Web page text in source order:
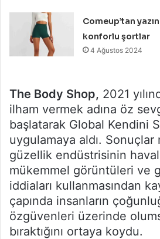
Comeup’tan
konforlu şortlar
4 Ağustos 2024
The Body Shop, 2021
ilham vermek adına öz
başlatarak Global Kendini
uygulamaya aldı.
güzellik endüstrisinin
mükemmel görüntüleri ve
iddiaları kullanmasından
çapında insanların
özgüvenleri üzerinde
bıraktığını ortaya koydu.